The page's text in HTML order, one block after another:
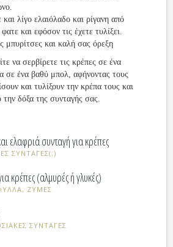
και λίγο ελαιόλαδο και ρίγανη από
και εφόσον τις έχετε τυλίξει.
μπυρίτσες και καλή σας όρεξη
να σερβίρετε τις κρέπες σε ένα
σε ένα βαθύ μπολ, αφήνοντας τους
και τυλίξουν την κρέπα τους και
την δόξα της συνταγής σας.
ελαφριά συνταγή για κρέπες
ΣΥΝΤΑΓΕΣ(;)
κρέπες (αλμυρές ή γλυκές)
ΖΥΜΕΣ
ΣΥΝΤΑΓΕΣ